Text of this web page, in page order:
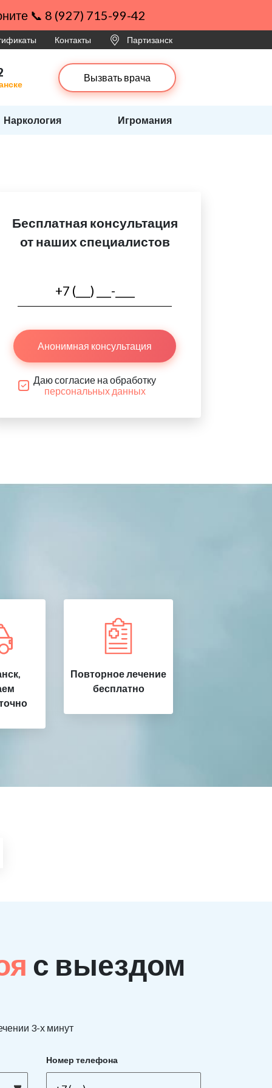
📞 8 (927) 715-99-42
Контакты Партизанск
Вызвать врача
Наркология Игромания
Бесплатная консультация
от наших специалистов
Анонимная консультация
Даю согласие на обработку
персональных данных
Повторное лечение
бесплатно
с выездом
3-х минут
Номер телефона